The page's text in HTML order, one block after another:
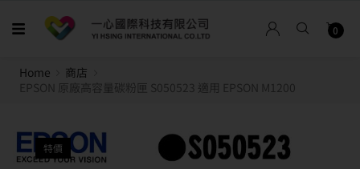
0
Home
商店
EPSON 原廠高容量碳粉匣 S050523 適用 EPSON M1200
特價